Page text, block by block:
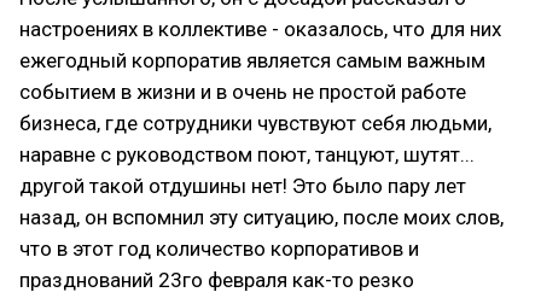
настроениях в коллективе - оказалось, что для них
ежегодный корпоратив является самым важным
событием в жизни и в очень не простой работе
бизнеса, где сотрудники чувствуют себя людьми,
наравне с руководством поют, танцуют, шутят...
другой такой отдушины нет! Это было пару лет
назад, он вспомнил эту ситуацию, после моих слов,
что в этот год количество корпоративов и
празднований 23го февраля как-то резко